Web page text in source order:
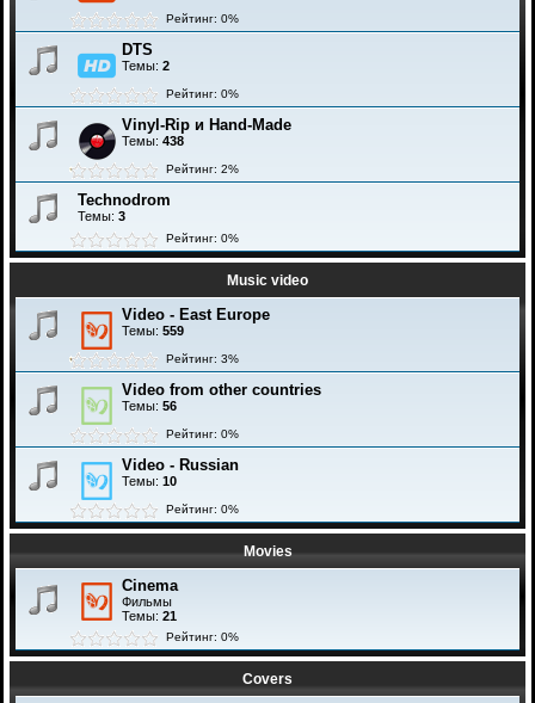
Рейтинг: 0%
DTS
Темы: 2
Рейтинг: 0%
Vinyl-Rip и Hand-Made
Темы: 438
Рейтинг: 2%
Technodrom
Темы: 3
Рейтинг: 0%
Music video
Video - East Europe
Темы: 559
Рейтинг: 3%
Video from other countries
Темы: 56
Рейтинг: 0%
Video - Russian
Темы: 10
Рейтинг: 0%
Movies
Cinema
Фильмы
Темы: 21
Рейтинг: 0%
Covers